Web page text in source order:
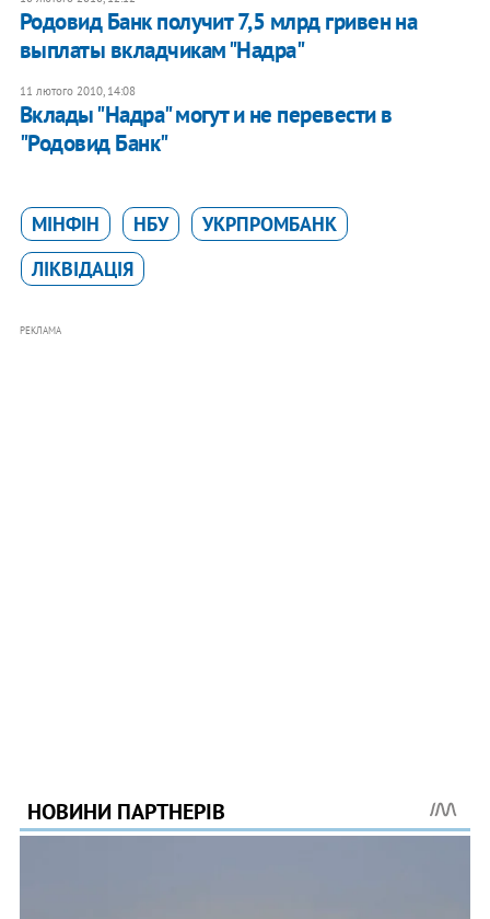
Родовид Банк получит 7,5 млрд гривен на
выплаты вкладчикам "Надра"
11 лютого 2010, 14:08
Вклады "Надра" могут и не перевести в
"Родовид Банк"
МІНФІН НБУ
УКРПРОМБАНК
ЛІКВІДАЦІЯ
РЕКЛАМА